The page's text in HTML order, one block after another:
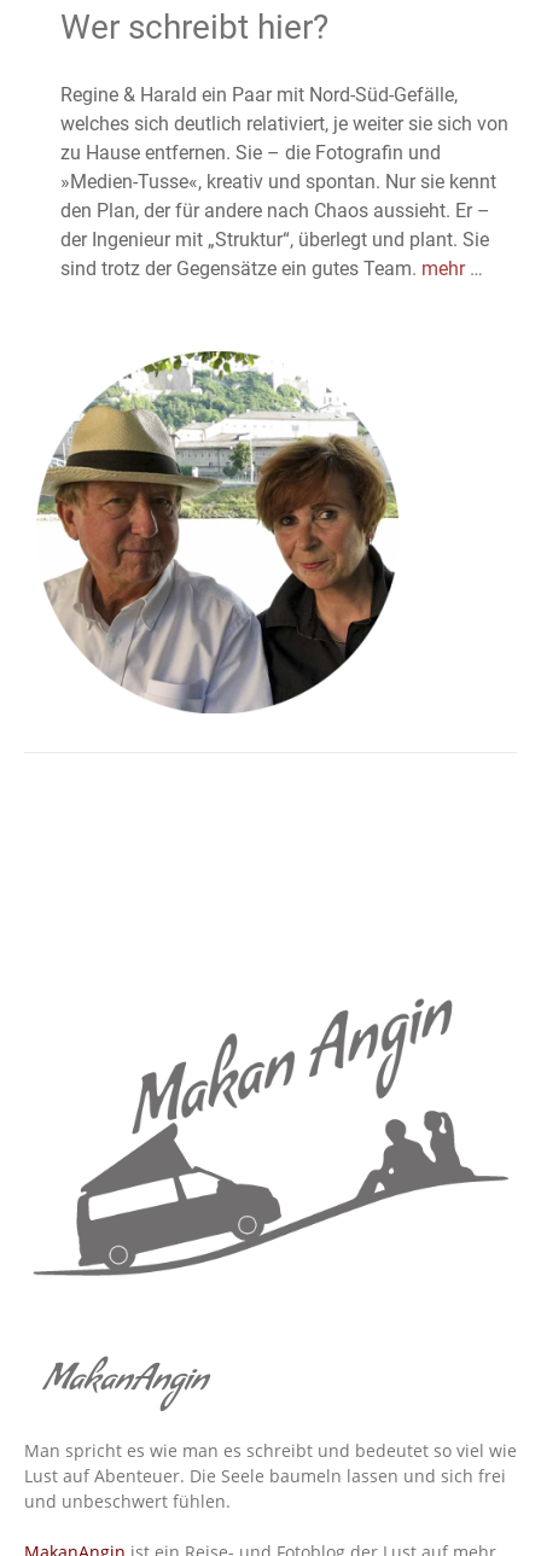
Wer schreibt hier?
Regine & Harald ein Paar mit Nord-Süd-Gefälle,
welches sich deutlich relativiert, je weiter sie sich von
zu Hause entfernen. Sie – die Fotografin und
»Medien-Tusse«, kreativ und spontan. Nur sie kennt
den Plan, der für andere nach Chaos aussieht. Er –
der Ingenieur mit „Struktur“, überlegt und plant. Sie
sind trotz der Gegensätze ein gutes Team. mehr …
MakanAngin
Man spricht es wie man es schreibt und bedeutet so viel wie
Lust auf Abenteuer. Die Seele baumeln lassen und sich frei
und unbeschwert fühlen.